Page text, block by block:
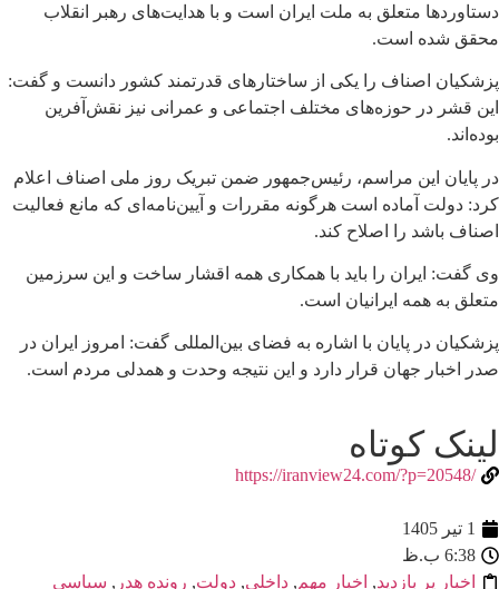
دستاوردها متعلق به ملت ایران است و با هدایت‌های رهبر انقلاب
محقق شده است.
پزشکیان اصناف را یکی از ساختارهای قدرتمند کشور دانست و گفت:
این قشر در حوزه‌های مختلف اجتماعی و عمرانی نیز نقش‌آفرین
بوده‌اند.
در پایان این مراسم، رئیس‌جمهور ضمن تبریک روز ملی اصناف اعلام
کرد: دولت آماده است هرگونه مقررات و آیین‌نامه‌ای که مانع فعالیت
اصناف باشد را اصلاح کند.
وی گفت: ایران را باید با همکاری همه اقشار ساخت و این سرزمین
متعلق به همه ایرانیان است.
پزشکیان در پایان با اشاره به فضای بین‌المللی گفت: امروز ایران در
صدر اخبار جهان قرار دارد و این نتیجه وحدت و همدلی مردم است.
لینک کوتاه
/https://iranview24.com/?p=20548
1 تیر 1405
6:38 ب.ظ
اخبار پر بازدید, اخبار مهم, داخلی, دولت, رونده هدر , سیاسی